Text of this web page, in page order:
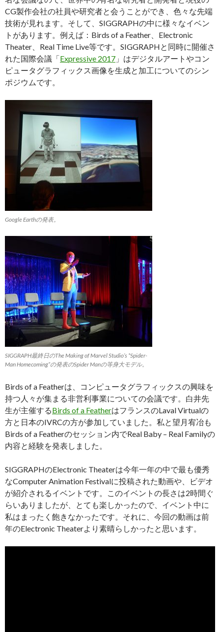
CG製作会社の社員や研究者と会うことができ、色々な先端
技術が見れます。そして、SIGGRAPHの中に様々なイベン
トがあります。例えば：Birds of a Feather、Electronic
Theater、Real Time Live等です。SIGGRAPHと同時に開催さ
れた国際会議「Expressive 2017 」はデジタルアートやコン
ピュータグラフィックス画像を生成と加工についてのシン
ポジウムです。
Google Earthの発表。
SIGGRAPH最終日のThe Making of Marvel Studio’s *Spider-
Man Homecoming”の発表のSpider Manの等身大モデル。
Birds of a Featherは、コンピュータグラフィックスの興味を
持つ人々が集まる非営利事業についての会議です。白井先
生が主催するBirds of a FeatherはフランスのLaval Virtualの
方と日本のIVRCの方が参加していました。私と望月宥冶も
Birds of a Featherのセッション内でReal Baby – Real Familyの
内容と経験を発表しました。
SIGGRAPHのElectronic Theaterは今年一年の中で最も優秀
なComputer Animation Festivalに投稿された動画や、ビデオ
が紹介されるイベントです。このイベントの長さは2時間ぐ
らいありましたが、とても楽しかったので、イベント中に
私はまったく飽きなかったです。それに、今回の動画は前
年のElectronic Theaterより素晴らしかったと思います。